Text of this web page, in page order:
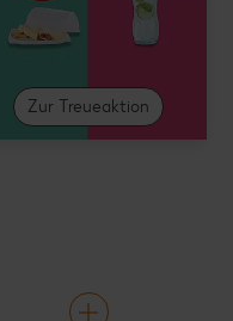
Zur Treueaktion